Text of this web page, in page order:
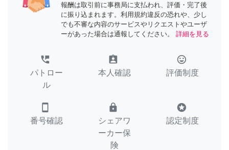
報酬は取引前に事務局に支払われ、評価・完了後
に振り込まれます。利用規約違反の恐れや、少し
でも不審な内容のサービスやリクエストやユーザ
ーがあった場合は通報してください。
詳細を見る
perm_phone_msg
パトロー
ル
assignment_ind
本人確認
tag_faces
評価制度
smartphone
番号確認
lock
シェアワ
ーカー保
険
stars
認定制度